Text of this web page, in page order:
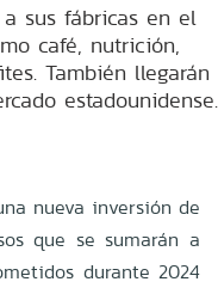
sus fábricas en el
café, nutrición,
También llegarán
estadounidense.
nueva inversión de
que se sumarán a
durante 2024